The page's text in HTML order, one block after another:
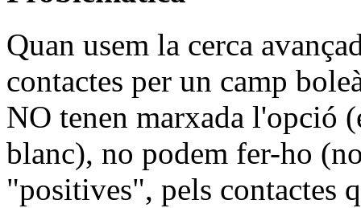
Quan usem la cerca
contactes per un camp
NO tenen marxada l'opció
blanc), no podem fer-ho
"positives", pels contactes